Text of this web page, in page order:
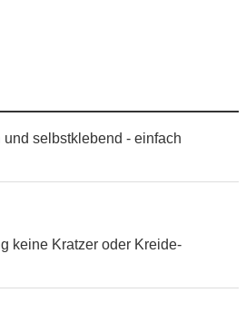
selbstklebend - einfach
keine Kratzer oder Kreide-